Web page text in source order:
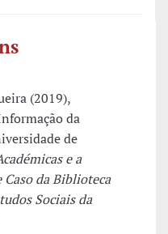
(2019),
da
de
e a
da Biblioteca
Sociais da